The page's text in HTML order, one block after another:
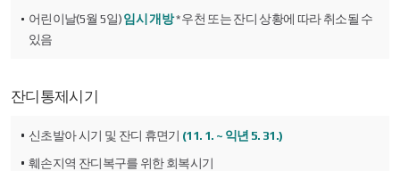
어린이날(5월 5일)임시 개방* 우천 또는 잔디 상황에 따라 취소될 수
있음
잔디통제시기
신초발아 시기 및 잔디 휴면기 (11. 1. ~ 익년 5. 31.)
훼손지역 잔디복구를 위한 회복시기